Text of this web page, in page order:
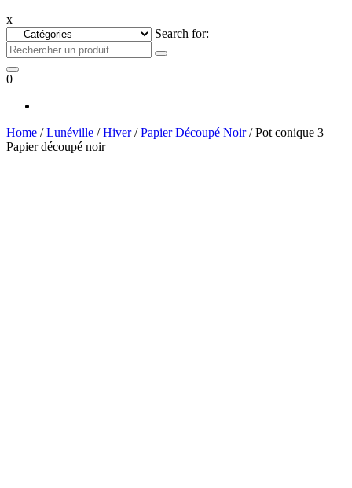
x
Search for:
0
Home /Lunéville /Hiver/Papier Découpé Noir/ Pot conique 3 –
Papier découpé noir